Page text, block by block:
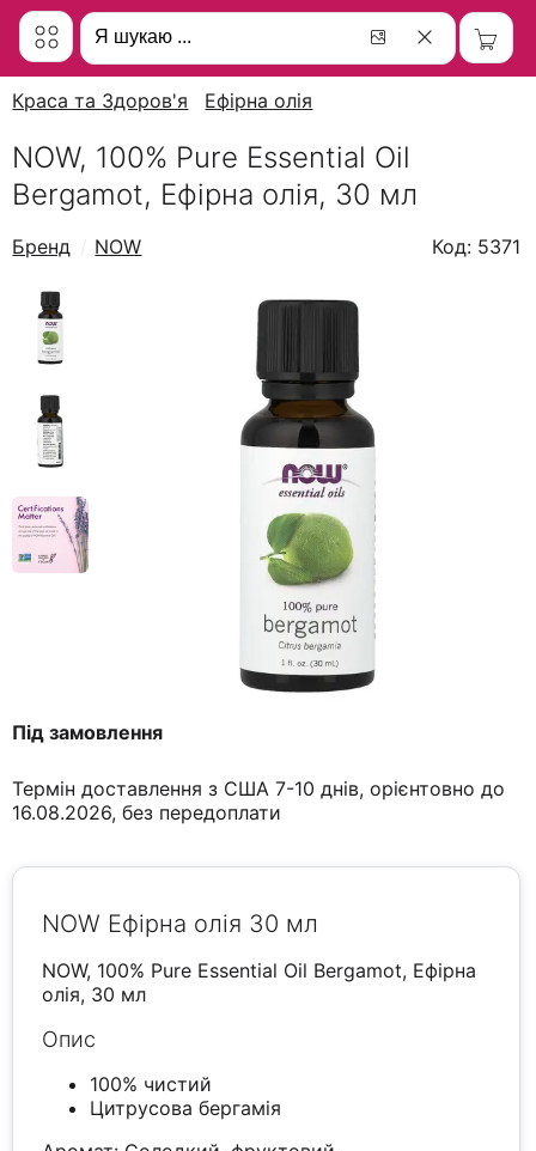
Краса та Здоров'я Ефірна олія
NOW, 100% Pure Essential Oil
Bergamot, Ефірна олія, 30 мл
Бренд NOW Код: 5371
Під замовлення
Термін доставлення з США 7-10 днів, орієнтовно до
16.08.2026, без передоплати
NOW Ефірна олія 30 мл
NOW, 100% Pure Essential Oil Bergamot, Ефірна
олія, 30 мл
Опис
100% чистий
Цитрусова бергамія